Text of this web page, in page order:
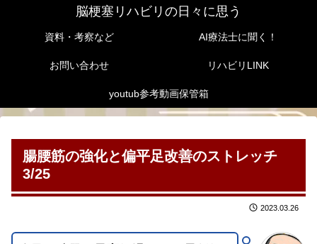
脳梗塞リハビリの日々に思う
資料・考察など AI療法士に聞く！
お問い合わせ リハビリLINK
youtub参考動画保管箱
腸腰筋の強化と偏平足改善のストレッチ
3/25
2023.03.26